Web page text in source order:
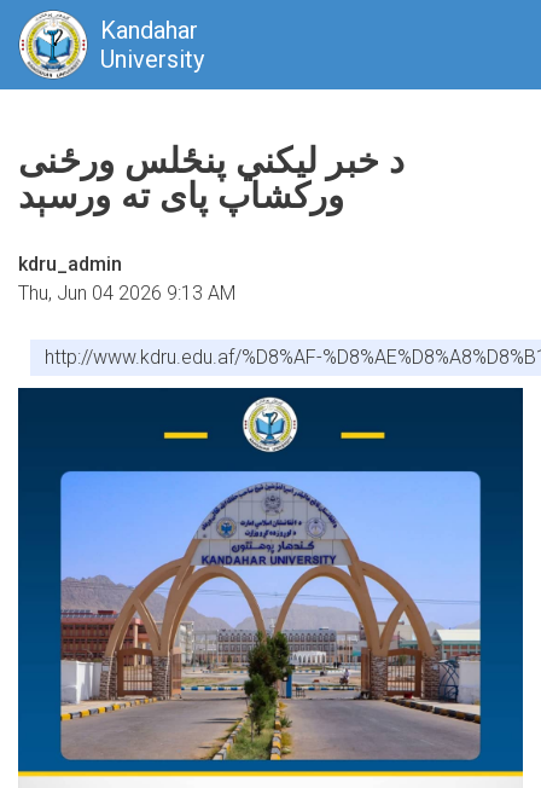
main
content
Kandahar
University
د خبر لیکني پنځلس ورځنی
ورکشاپ پای ته ورسېد
kdru_admin
Thu, Jun 04 2026 9:13 AM
http://www.kdru.edu.af/%D8%AF-